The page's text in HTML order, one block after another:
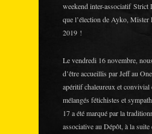
weekend inter-associatif Strict
que l’élection de Ayko, Mister
2019 !
Le vendredi 16 novembre,
d’être accueillis par Jeff au
apéritif chaleureux et convivial
mélangés fétichistes et
17 a été marqué par la
associative au Dépôt, à la suite